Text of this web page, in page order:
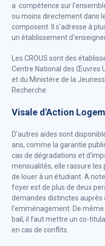
a compétence sur
ou moins directement dans
composent. Il s'adresse à
un établissement
Les CROUS sont des
Centre National des Œuvres
et du Ministère de la
Recherche.
Visale d'Action
D'autres aides sont
ans, comme la garantie
cas de dégradations et
mensualités, elle rassure
de louer à un étudiant. A
foyer est de plus de deux
demandes distinctes auprès
l’emménagement. De
bail, il faut mettre un co-
en cas de conflits.